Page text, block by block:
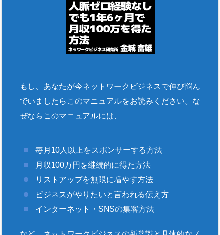
もし、あなたが今ネットワークビジネスで伸び悩ん
でいましたらこのマニュアルをお読みください。な
ぜならこのマニュアルには、
毎月10人以上をスポンサーする方法
月収100万円を継続的に得た方法
リストアップを無限に増やす方法
ビジネスがやりたいと言われる伝え方
インターネット・SNSの集客方法